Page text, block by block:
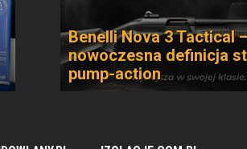
Benelli Nova 3 Tactical
nowoczesna definicja
pump-action